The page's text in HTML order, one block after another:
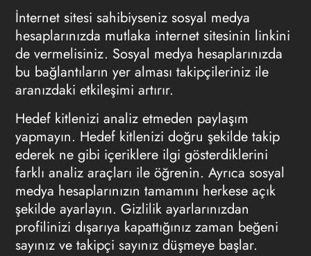
İnternet sitesi sahibiyseniz sosyal medya
hesaplarınızda mutlaka internet sitesinin linkini
de vermelisiniz. Sosyal medya hesaplarınızda
bu bağlantıların yer alması takipçileriniz ile
aranızdaki etkileşimi artırır.
Hedef kitlenizi analiz etmeden paylaşım
yapmayın. Hedef kitlenizi doğru şekilde takip
ederek ne gibi içeriklere ilgi gösterdiklerini
farklı analiz araçları ile öğrenin. Ayrıca sosyal
medya hesaplarınızın tamamını herkese açık
şekilde ayarlayın. Gizlilik ayarlarınızdan
profilinizi dışarıya kapattığınız zaman beğeni
sayınız ve takipçi sayınız düşmeye başlar.